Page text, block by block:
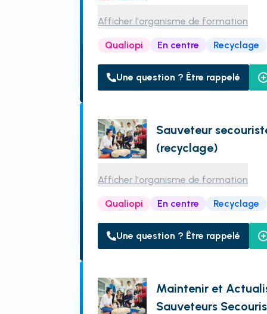
Afficher l'organisme de formation
Qualiopi En centre Recyclage
Une question ? Être rappelé
Sauveteur
(recyclage)
Afficher l'organisme de formation
Qualiopi En centre Recyclage
Une question ? Être rappelé
Maintenir et
Sauveteurs